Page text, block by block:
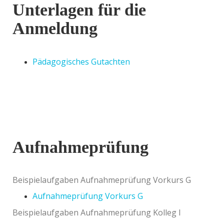
Unterlagen für die
Anmeldung
Pädagogisches Gutachten
Aufnahmeprüfung
Beispielaufgaben Aufnahmeprüfung Vorkurs G
Aufnahmeprüfung Vorkurs G
Beispielaufgaben Aufnahmeprüfung Kolleg I